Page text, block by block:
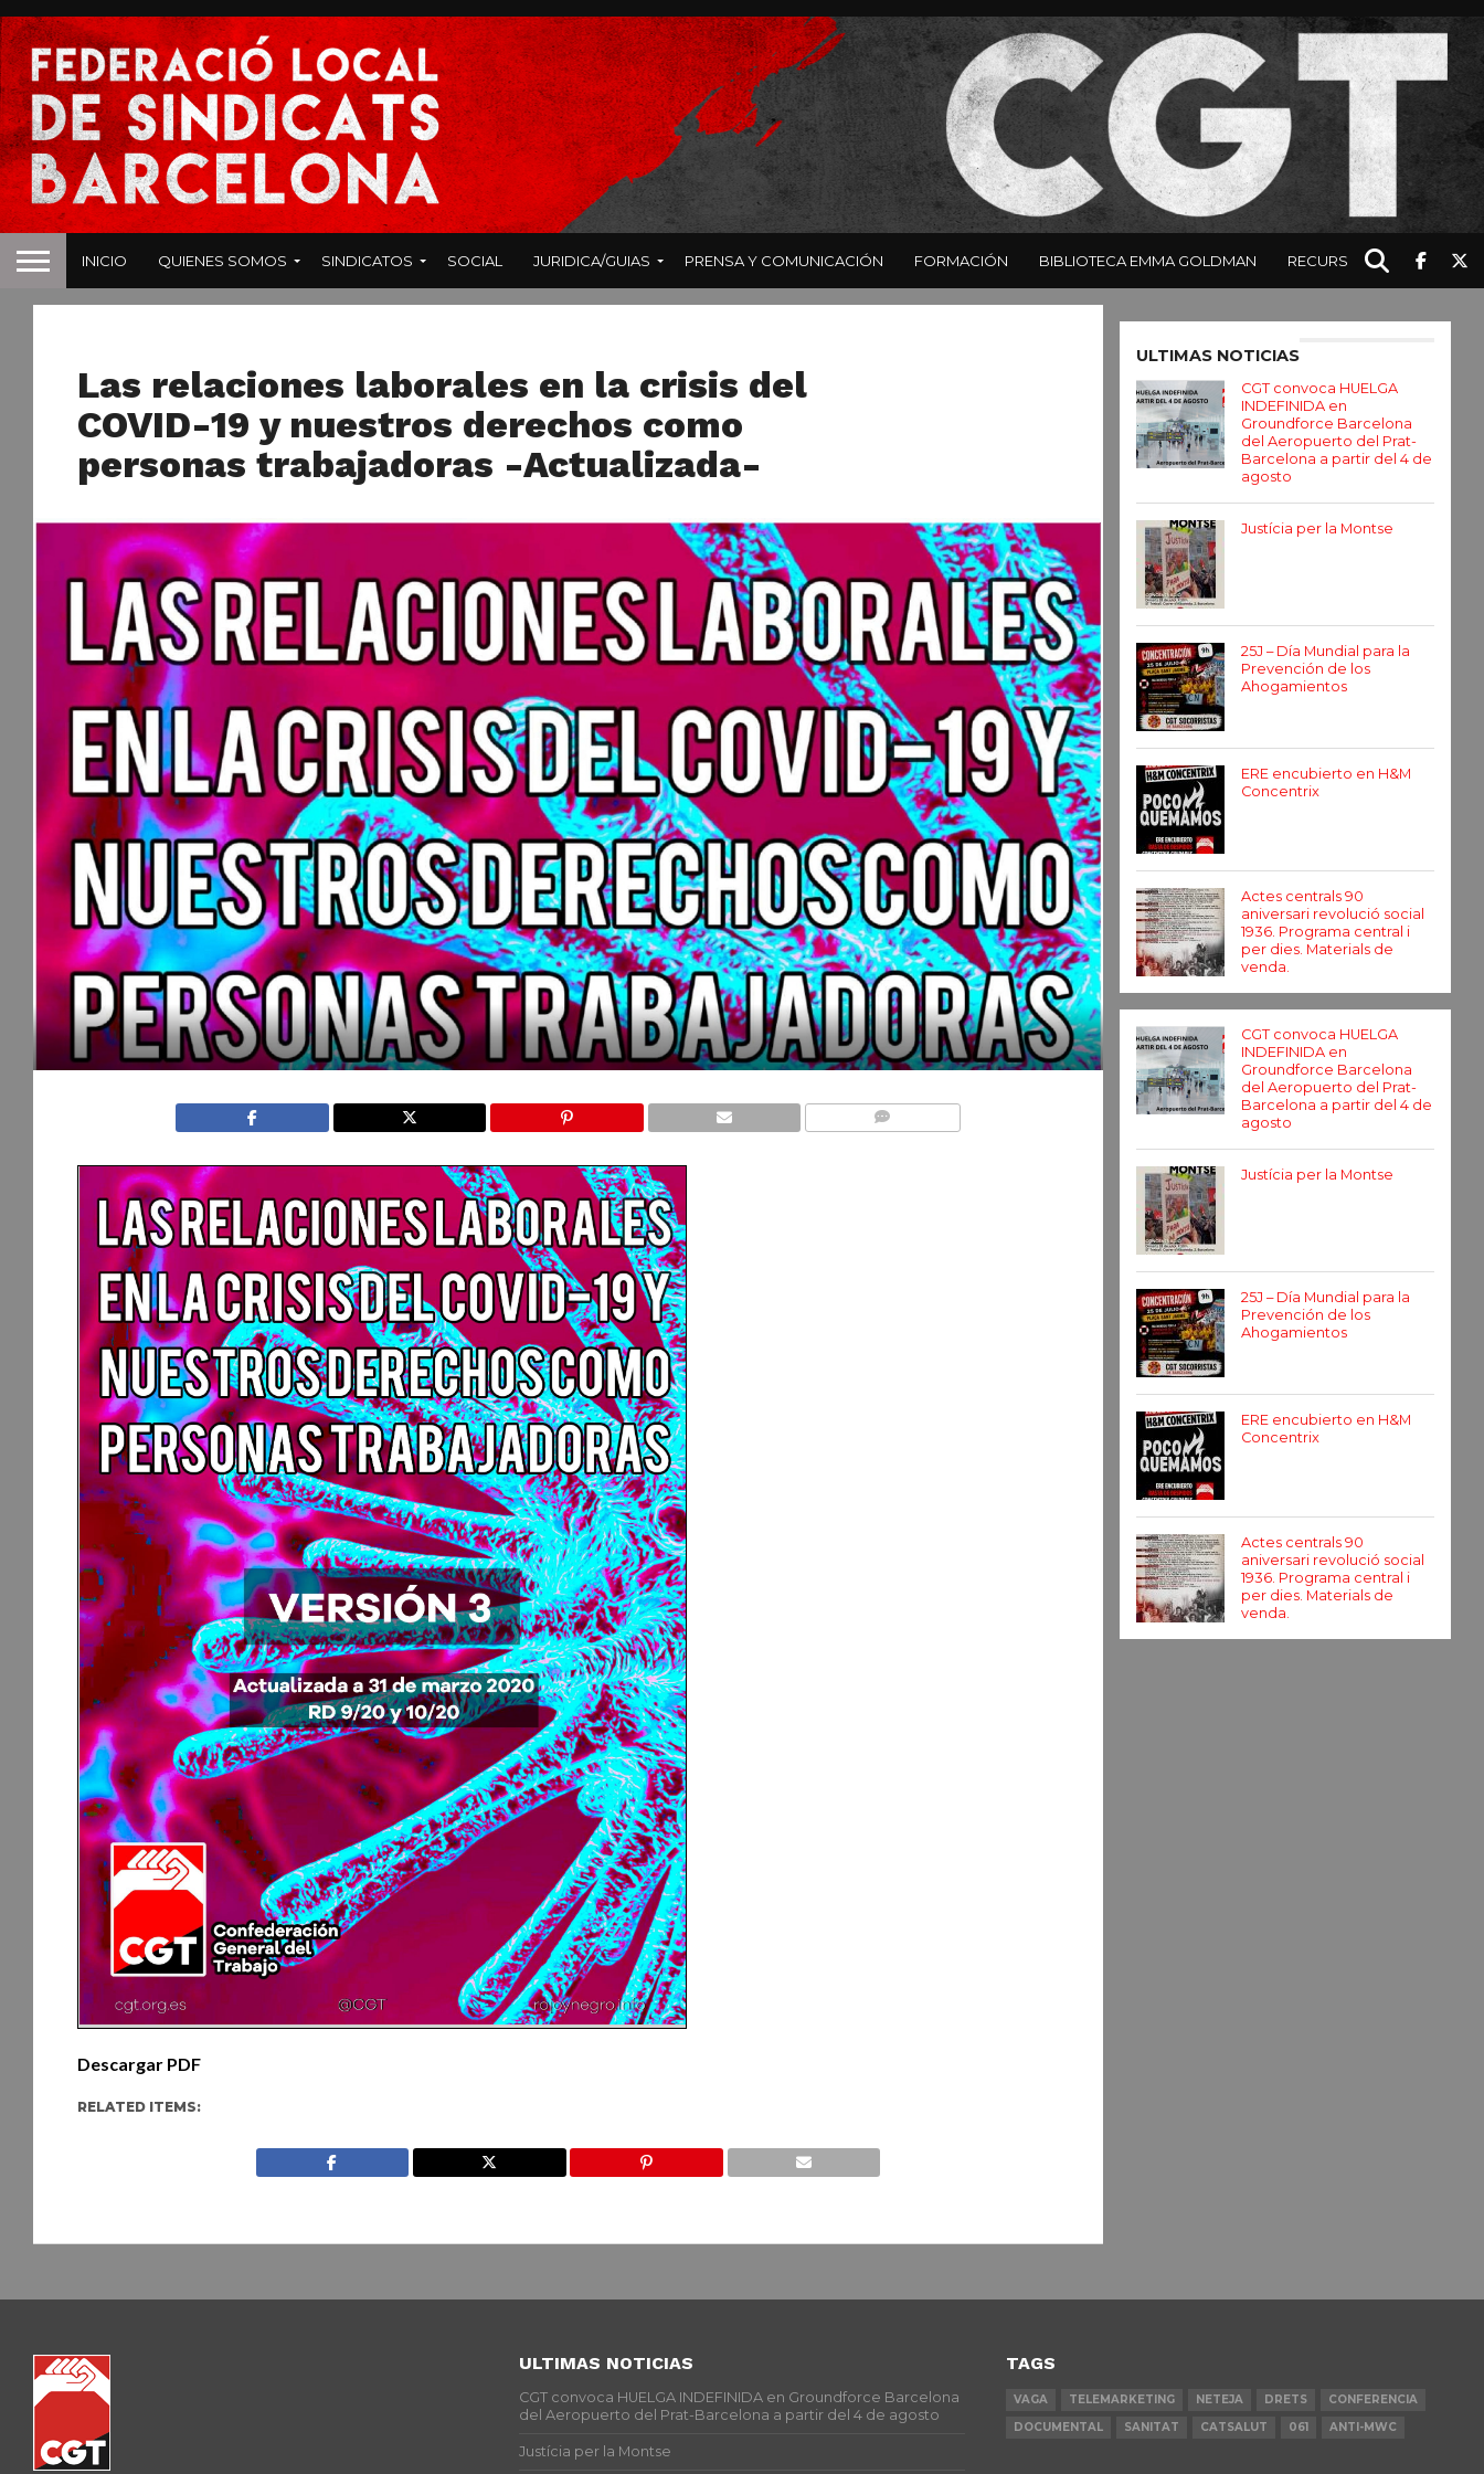
INICIO QUIENES SOMOS SINDICATOS SOCIAL JURIDICA/GUIAS PRENSA Y COMUNICACIÓN FORMACIÓN BIBLIOTECA EMMA GOLDMAN RECURSOS
Las relaciones laborales en la crisis del
COVID-19 y nuestros derechos como
personas trabajadoras -Actualizada-
Descargar PDF
RELATED ITEMS:
ULTIMAS NOTICIAS
CGT convoca HUELGA
INDEFINIDA en
Groundforce Barcelona
del Aeropuerto del Prat-
Barcelona a partir del 4 de
agosto
Justícia per la Montse
25J – Día Mundial para la
Prevención de los
Ahogamientos
ERE encubierto en H&M
Concentrix
Actes centrals 90
aniversari revolució social
1936. Programa central i
per dies. Materials de
venda.
CGT convoca HUELGA
INDEFINIDA en
Groundforce Barcelona
del Aeropuerto del Prat-
Barcelona a partir del 4 de
agosto
Justícia per la Montse
25J – Día Mundial para la
Prevención de los
Ahogamientos
ERE encubierto en H&M
Concentrix
Actes centrals 90
aniversari revolució social
1936. Programa central i
per dies. Materials de
venda.
ULTIMAS NOTICIAS
CGT convoca HUELGA INDEFINIDA en Groundforce Barcelona
del Aeropuerto del Prat-Barcelona a partir del 4 de agosto
Justícia per la Montse
TAGS
VAGA TELEMARKETING NETEJA DRETS
CONFERENCIA
DOCUMENTAL
SANITAT CATSALUT 061 ANTI-MWC